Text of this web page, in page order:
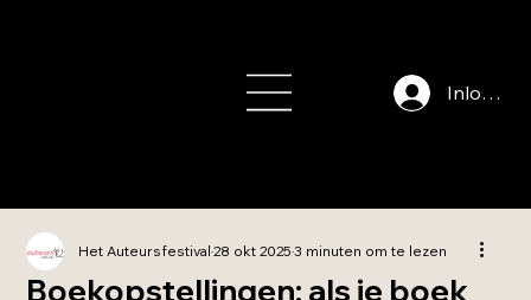
Inloggen
Boekopstellingen: als je boek
Het Auteursfestival28 okt 20253 minuten om te lezen